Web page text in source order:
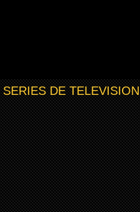
SERIES DE TELEVISION